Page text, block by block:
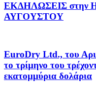
ΕΚΔΗΛΩΣΕΙΣ στην
ΑΥΓΟΥΣΤΟΥ
EuroDry Ltd., του
το τρίμηνο του
εκατομμύρια δολάρια